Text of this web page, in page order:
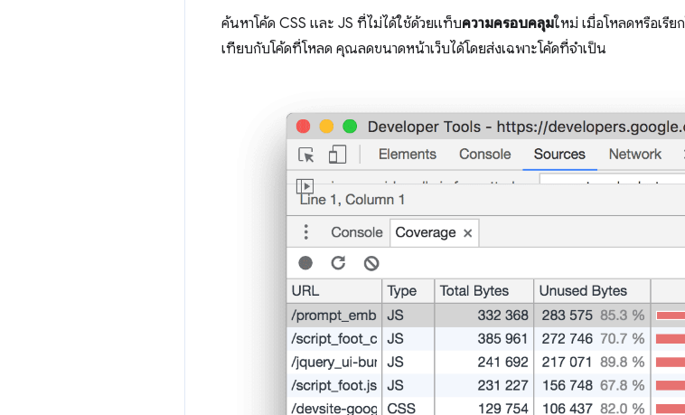
ค้นหาโค้ด CSS และ JS ที่ไม่ได้ใช้ด้วยแท็บความครอบคลุมใหม่ เมื่อโหลดหรือเรีย
เทียบกับโค้ดที่โหลด คุณลดขนาดหน้าเว็บได้โดยส่งเฉพาะโค้ดที่จำเป็น